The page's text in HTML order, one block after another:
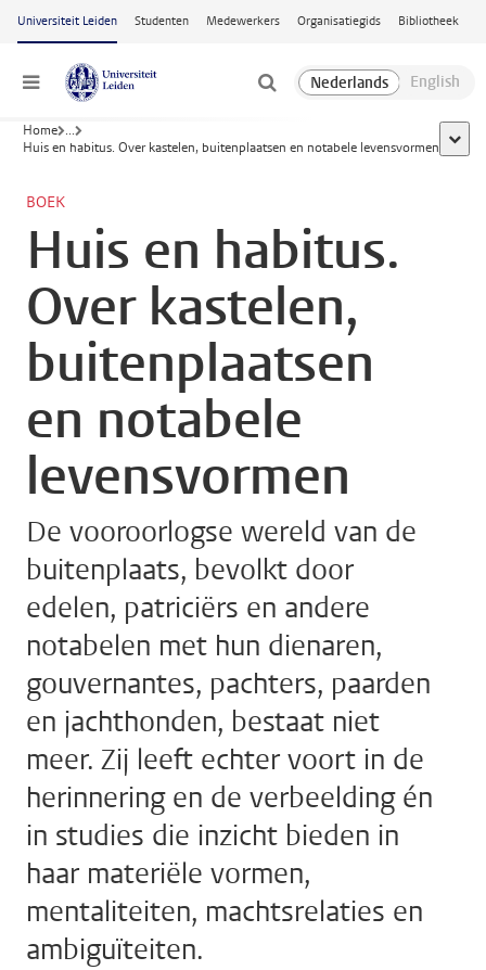
Ga naar hoofdinhoud
Universiteit Leiden Studenten Medewerkers Organisatiegids Bibliotheek
Menu
Home ...
Huis en habitus. Over kastelen, buitenplaatsen en notabele levensvormen
toon
BOEK
Huis en habitus.
Over kastelen,
buitenplaatsen
en notabele
levensvormen
De vooroorlogse wereld van de
buitenplaats, bevolkt door
edelen, patriciërs en andere
notabelen met hun dienaren,
gouvernantes, pachters, paarden
en jachthonden, bestaat niet
meer. Zij leeft echter voort in de
herinnering en de verbeelding én
in studies die inzicht bieden in
haar materiële vormen,
mentaliteiten, machtsrelaties en
ambiguïteiten.